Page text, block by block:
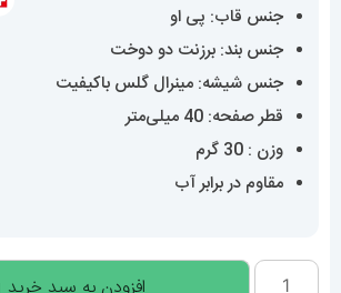
جنس قاب: پی او
جنس بند: برزنت دو دوخت
جنس شیشه: مینرال گلس باکیفیت
قطر صفحه: 40 میلی‌متر
وزن : 30 گرم
مقاوم در برابر آب
ساعت